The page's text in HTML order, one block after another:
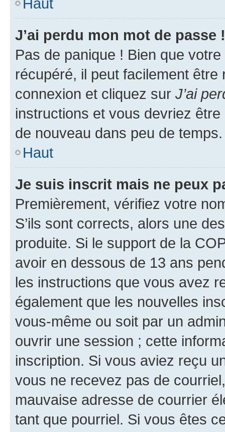
J’ai perdu mon mot de passe !
Pas de panique ! Bien que
récupéré, il peut facilement
connexion et cliquez sur J’ai
instructions et vous devriez
de nouveau dans peu de temps.
Haut
Je suis inscrit mais ne peux
Premièrement, vérifiez votre
S’ils sont corrects, alors une
produite. Si le support de la
avoir en dessous de 13 ans
les instructions que vous avez
également que les nouvelles
vous-même ou soit par un
ouvrir une session ; cette
inscription. Si vous aviez reçu
vous ne recevez pas de
mauvaise adresse de courrier
tant que pourriel. Si vous êtes